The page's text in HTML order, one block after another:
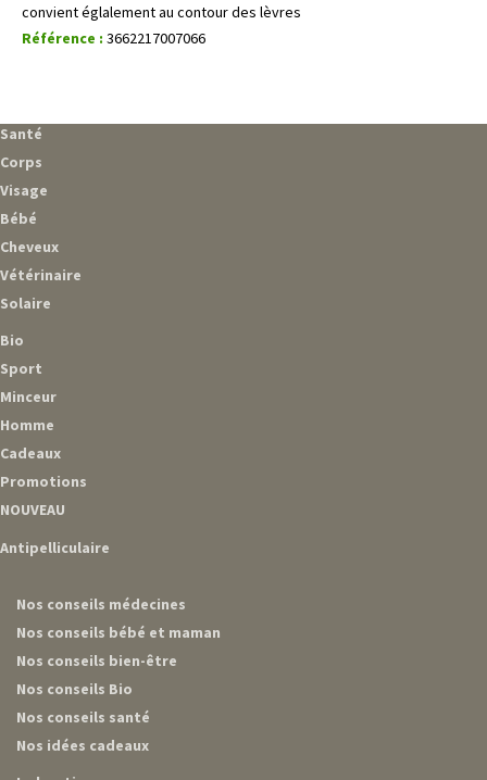
convient églalement au contour des lèvres
Référence : 3662217007066
Santé
Corps
Visage
Bébé
Cheveux
Vétérinaire
Solaire
Bio
Sport
Minceur
Homme
Cadeaux
Promotions
NOUVEAU
Antipelliculaire
Nos conseils médecines
Nos conseils bébé et maman
Nos conseils bien-être
Nos conseils Bio
Nos conseils santé
Nos idées cadeaux